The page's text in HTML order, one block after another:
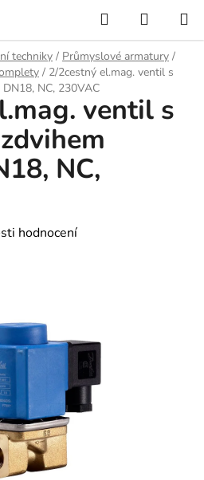
Hledat
KOŠÍK
techniky / Průmyslové armatury /
/ 2/2cestný el.mag. ventil s
NC, 230VAC
ventil s
NC,
hodnocení